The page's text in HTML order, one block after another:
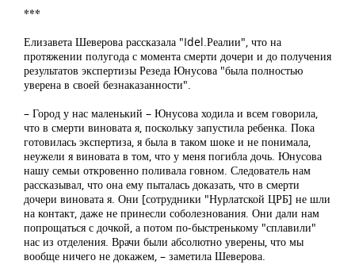
***
Елизавета Шеверова рассказала "Idel.Реалии", что на
протяжении полугода с момента смерти дочери и до получения
результатов экспертизы Резеда Юнусова "была полностью
уверена в своей безнаказанности".
– Город у нас маленький – Юнусова ходила и всем говорила,
что в смерти виновата я, поскольку запустила ребенка. Пока
готовилась экспертиза, я была в таком шоке и не понимала,
неужели я виновата в том, что у меня погибла дочь. Юнусова
нашу семьи откровенно поливала говном. Следователь нам
рассказывал, что она ему пыталась доказать, что в смерти
дочери виновата я. Они [сотрудники "Нурлатской ЦРБ] не шли
на контакт, даже не принесли соболезнования. Они дали нам
попрощаться с дочкой, а потом по-быстренькому "сплавили"
нас из отделения. Врачи были абсолютно уверены, что мы
вообще ничего не докажем, – заметила Шеверова.